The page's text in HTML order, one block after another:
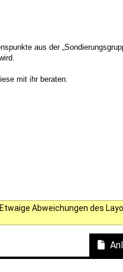
aus der
mit ihr beraten.
Abweichungen des